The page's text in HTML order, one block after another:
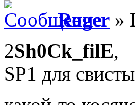
Roger »
2Sh0Ck_filE,
SP1 для